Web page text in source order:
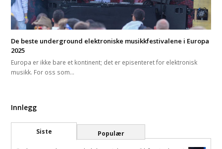
De beste underground elektroniske musikkfestivalene i Europa
2025
Europa er ikke bare et kontinent; det er episenteret for elektronisk
musikk. For oss som…
Innlegg
Siste Populær